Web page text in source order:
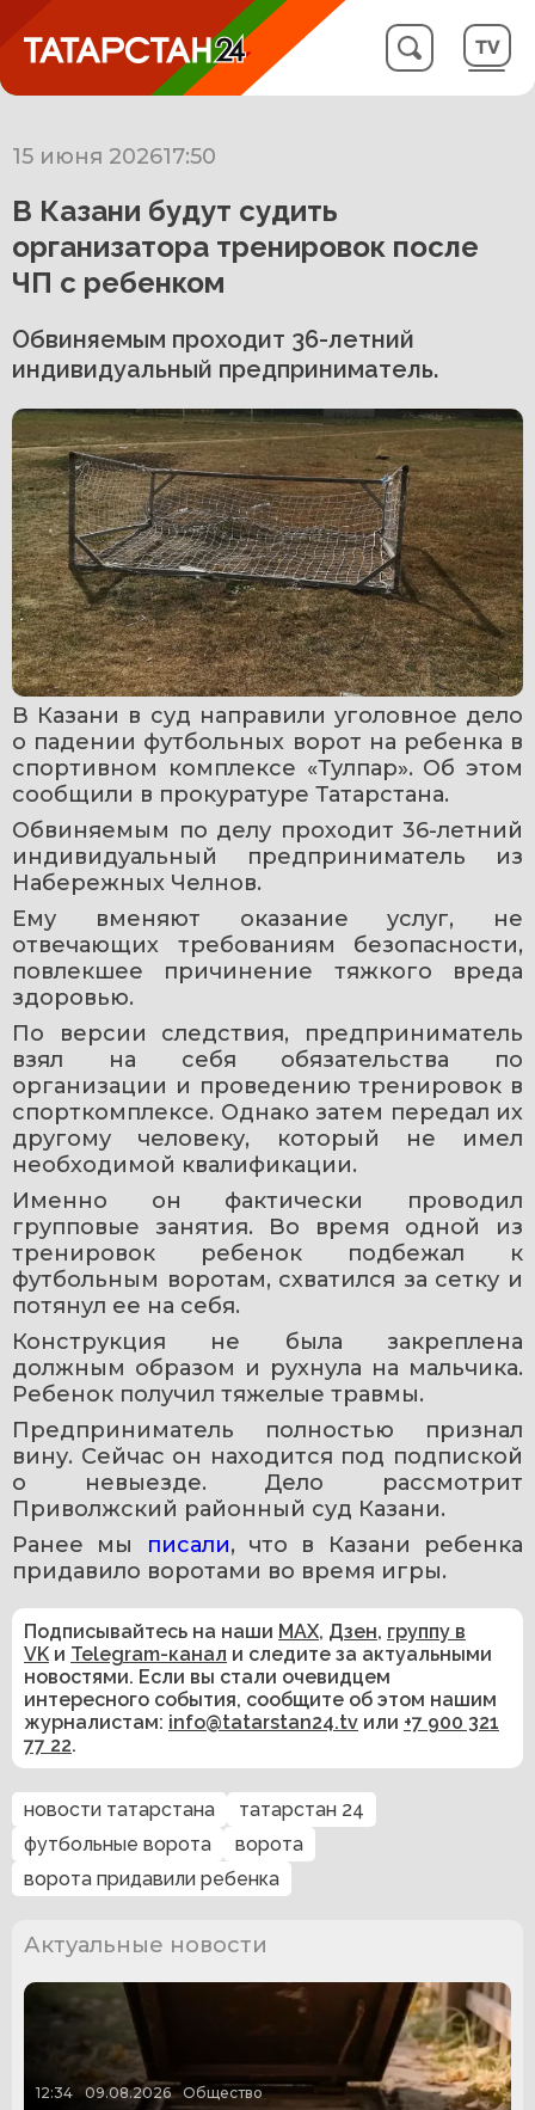
15 июня 202617:50
В Казани будут судить
организатора тренировок после
ЧП с ребенком
Обвиняемым проходит 36-летний
индивидуальный предприниматель.
В Казани в суд направили уголовное дело
о падении футбольных ворот на ребенка в
спортивном комплексе «Тулпар». Об этом
сообщили в прокуратуре Татарстана.
Обвиняемым по делу проходит 36-летний
индивидуальный предприниматель из
Набережных Челнов.
Ему вменяют оказание услуг, не
отвечающих требованиям безопасности,
повлекшее причинение тяжкого вреда
здоровью.
По версии следствия, предприниматель
взял на себя обязательства по
организации и проведению тренировок в
спорткомплексе. Однако затем передал их
другому человеку, который не имел
необходимой квалификации.
Именно он фактически проводил
групповые занятия. Во время одной из
тренировок ребенок подбежал к
футбольным воротам, схватился за сетку и
потянул ее на себя.
Конструкция не была закреплена
должным образом и рухнула на мальчика.
Ребенок получил тяжелые травмы.
Предприниматель полностью признал
вину. Сейчас он находится под подпиской
о невыезде. Дело рассмотрит
Приволжский районный суд Казани.
Ранее мы
писали, что в Казани ребенка
придавило воротами во время игры.
Подписывайтесь на наши MAX, Дзен, группу в
VK и Telegram-канал и следите за актуальными
новостями. Если вы стали очевидцем
интересного события, сообщите об этом нашим
журналистам: info@tatarstan24.tv или +7 900 321
77 22.
новости татарстана
татарстан 24
футбольные ворота
ворота
ворота придавили ребенка
Актуальные новости
12:34 09.08.2026 Общество